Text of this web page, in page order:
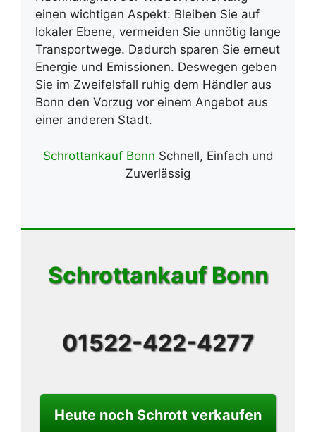
einen wichtigen Aspekt: Bleiben Sie auf
lokaler Ebene, vermeiden Sie unnötig lange
Transportwege. Dadurch sparen Sie erneut
Energie und Emissionen. Deswegen geben
Sie im Zweifelsfall ruhig dem Händler aus
Bonn den Vorzug vor einem Angebot aus
einer anderen Stadt.
Schrottankauf Bonn Schnell, Einfach und
Zuverlässig
Schrottankauf Bonn
01522-422-4277
Heute noch Schrott verkaufen